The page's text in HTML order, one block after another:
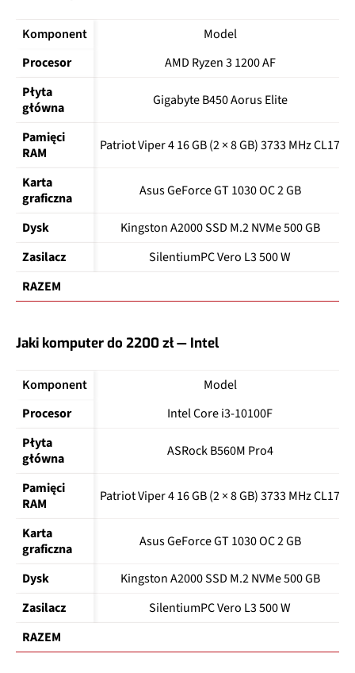
Komponent
Model
Procesor
AMD Ryzen 3 1200 AF
Płyta
główna
Gigabyte B450 Aorus Elite
Pamięci
RAM
Patriot Viper 4 16 GB (2 × 8 GB) 3733 MHz CL17
Karta
graficzna
Asus GeForce GT 1030 OC 2 GB
Dysk
Kingston A2000 SSD M.2 NVMe 500 GB
Zasilacz
SilentiumPC Vero L3 500 W
RAZEM
Jaki komputer do 2200 zł — Intel
Komponent
Model
Procesor
Intel Core i3-10100F
Płyta
główna
ASRock B560M Pro4
Pamięci
RAM
Patriot Viper 4 16 GB (2 × 8 GB) 3733 MHz CL17
Karta
graficzna
Asus GeForce GT 1030 OC 2 GB
Dysk
Kingston A2000 SSD M.2 NVMe 500 GB
Zasilacz
SilentiumPC Vero L3 500 W
RAZEM